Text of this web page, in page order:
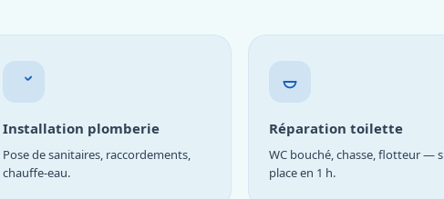
Installation plomberie
Pose de sanitaires, raccordements,
chauffe-eau.
Réparation toilette
WC bouché, chasse, flotteur —
place en 1 h.